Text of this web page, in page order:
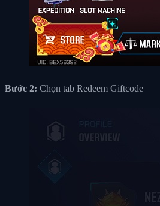
Bước 2: Chọn tab Redeem Giftcode